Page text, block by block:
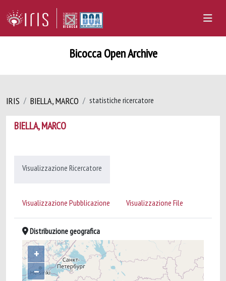
Bicocca Open Archive
IRIS BIELLA, MARCO statistiche ricercatore
BIELLA, MARCO
Visualizzazione Ricercatore
Visualizzazione Pubblicazione Visualizzazione File
Distribuzione geografica
+
–